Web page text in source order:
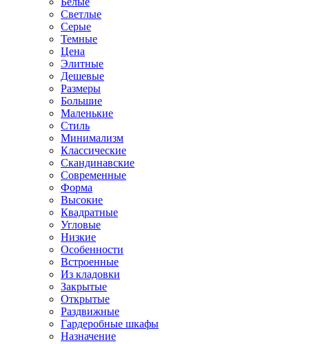
Светлые
Серые
Темные
Цена
Элитные
Дешевые
Размеры
Большие
Маленькие
Стиль
Минимализм
Классические
Скандинавские
Современные
Форма
Высокие
Квадратные
Угловые
Низкие
Особенности
Встроенные
Из кладовки
Закрытые
Открытые
Раздвижные
Гардеробные шкафы
Назначение